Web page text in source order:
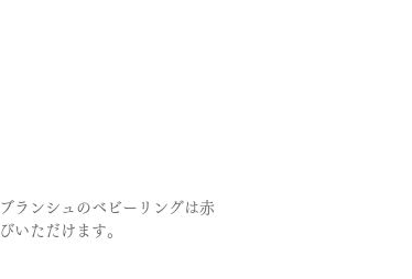
ランシュのベビーリングは赤
いただけます。